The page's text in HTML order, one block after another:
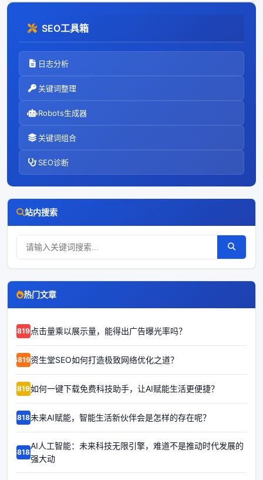
SEO工具箱
日志分析
关键词整理
Robots生成器
关键词组合
SEO诊断
站内搜索
热门文章
68192点击量乘以展示量，能得出广告曝光率吗？
68191资生堂SEO如何打造极致网络优化之道？
68190如何一键下载免费科技助手，让AI赋能生活更便捷？
68189未来AI赋能，智能生活新伙伴会是怎样的存在呢？
68188
AI人工智能：未来科技无限引擎，难道不是推动时代发展的
强大动